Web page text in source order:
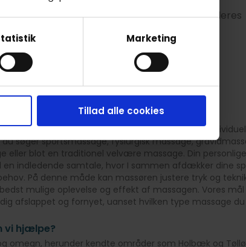
Marketing
Tillad alle cookies
humør. Tryk på behandleren for at se alle deres
prioriterer vi at tilpasse vores massage til dine
søger sportsmassage, fysiurgisk massage,
eller blot en traditionel velvære massage. Din
indledende samtale, hvor I sammen afdækker dine
På denne måde kan massøren justere tryk og
mulige oplevelse og effekt af massagen. Vores mål
afslappet og fornyet, uanset hvilken type massage
vi hjælpe?
omegn, herunder kendte områder som Holbæk og